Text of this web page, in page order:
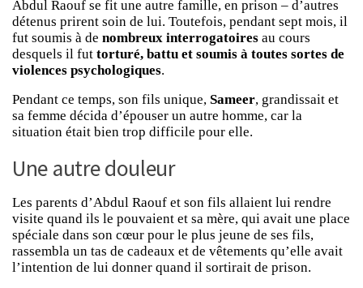
Abdul Raouf se fit une autre famille, en prison – d’autres
détenus prirent soin de lui. Toutefois, pendant sept mois, il
fut soumis à de nombreux interrogatoires au cours
desquels il fut torturé, battu et soumis à toutes sortes de
violences psychologiques.
Pendant ce temps, son fils unique, Sameer, grandissait et
sa femme décida d’épouser un autre homme, car la
situation était bien trop difficile pour elle.
Une autre douleur
Les parents d’Abdul Raouf et son fils allaient lui rendre
visite quand ils le pouvaient et sa mère, qui avait une place
spéciale dans son cœur pour le plus jeune de ses fils,
rassembla un tas de cadeaux et de vêtements qu’elle avait
l’intention de lui donner quand il sortirait de prison.